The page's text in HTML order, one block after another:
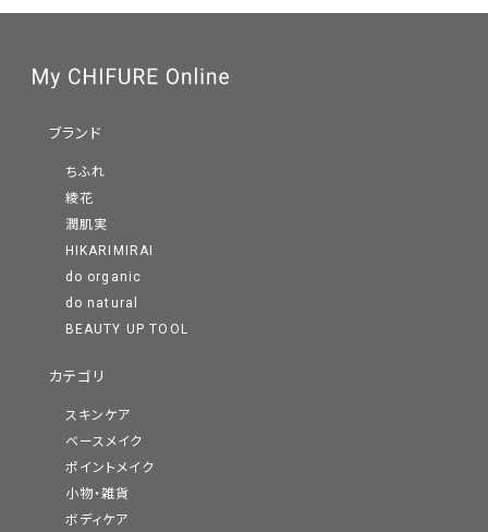
ブランド
ちふれ
綾花
潤肌実
HIKARIMIRAI
do organic
do natural
BEAUTY UP TOOL
カテゴリ
スキンケア
ベースメイク
ポイントメイク
小物・雑貨
ボディケア